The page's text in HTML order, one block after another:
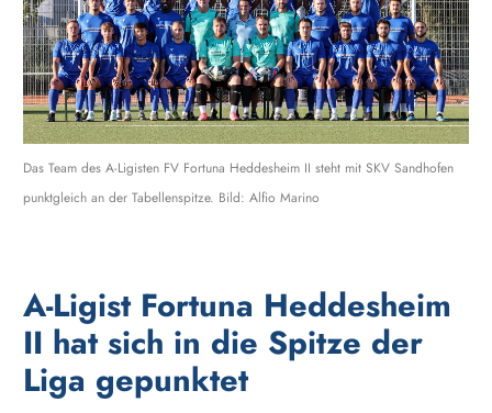
Das Team des A-Ligisten FV Fortuna Heddesheim II steht mit SKV Sandhofen
punktgleich an der Tabellenspitze. Bild: Alfio Marino
A-Ligist Fortuna Heddesheim
II hat sich in die Spitze der
Liga gepunktet